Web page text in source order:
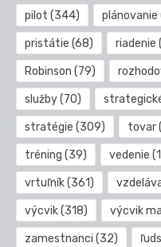
pilot (344) plánovanie
pristátie (68) riadenie
Robinson (79)
služby(70)
stratégie (309) tovar
tréning (39) vedenie
vrtuľník(361)
výcvik(318) výcvik
zamestnanci (32)